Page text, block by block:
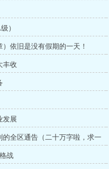
）
依旧是没有假期的一天！
丰收
发展
的全区通告（二十万字啦，求一
战